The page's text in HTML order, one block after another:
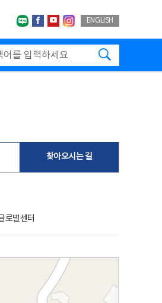
네이버블로그
페이스북
유투브인스타그랩
ENGLISH
찾아오시는 길
로벌센터